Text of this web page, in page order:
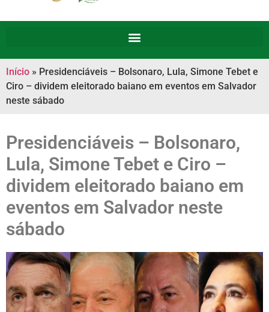
Início » Presidenciáveis – Bolsonaro, Lula, Simone Tebet e
Ciro – dividem eleitorado baiano em eventos em Salvador
neste sábado
Presidenciáveis – Bolsonaro,
Lula, Simone Tebet e Ciro –
dividem eleitorado baiano em
eventos em Salvador neste
sábado